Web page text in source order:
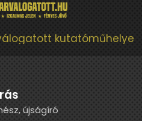
kutatóműhelye
újságíró